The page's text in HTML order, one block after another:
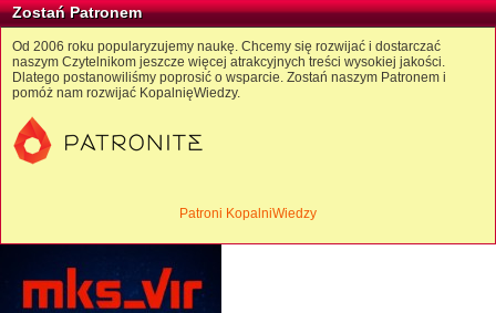
Zostań Patronem
Od 2006 roku popularyzujemy naukę. Chcemy się rozwijać i dostarczać
naszym Czytelnikom jeszcze więcej atrakcyjnych treści wysokiej jakości.
Dlatego postanowiliśmy poprosić o wsparcie. Zostań naszym Patronem i
pomóż nam rozwijać KopalnięWiedzy.
Patroni KopalniWiedzy